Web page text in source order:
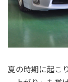
夏の時期に起こ